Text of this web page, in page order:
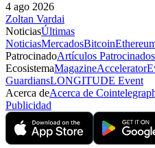
4 ago 2026
Zoltan Vardai
NoticiasÚltimas
NoticiasMercadosBitcoin
PatrocinadoArtículos Patrocinados
EcosistemaMagazineAccelerator
GuardiansLONGITUDE Event
Acerca deAcerca de
Publicidad